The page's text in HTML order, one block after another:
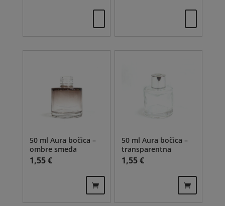
50 ml Aura bočica –
ombre smeđa
1,55€
50 ml Aura bočica –
transparentna
1,55€